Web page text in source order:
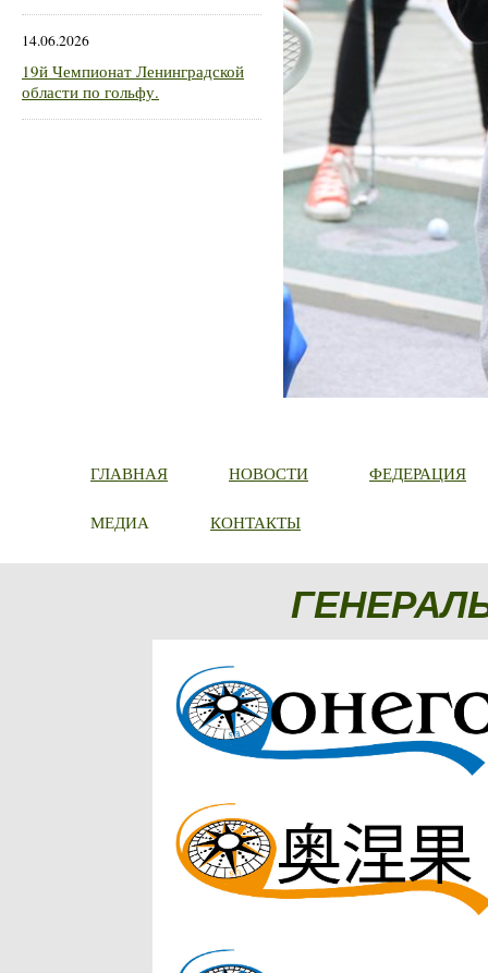
14.06.2026
19й Чемпионат Ленинградской
области по гольфу.
ГЛАВНАЯ НОВОСТИ ФЕДЕРАЦИЯ
МЕДИА КОНТАКТЫ